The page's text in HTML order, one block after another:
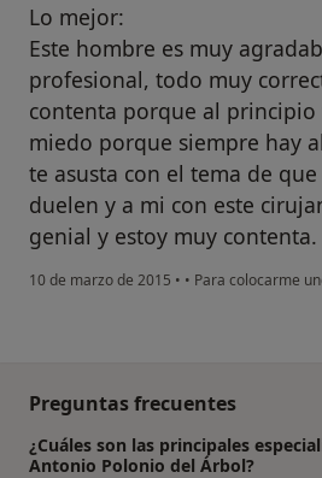
Lo mejor:
Este hombre es muy
profesional, todo muy
contenta porque al
miedo porque siempre hay
te asusta con el tema de
duelen y a mi con este
genial y estoy muy
10 de marzo de 2015 • • Para colocarme
Preguntas frecuentes
¿Cuáles son las principales
Antonio Polonio del Árbol?